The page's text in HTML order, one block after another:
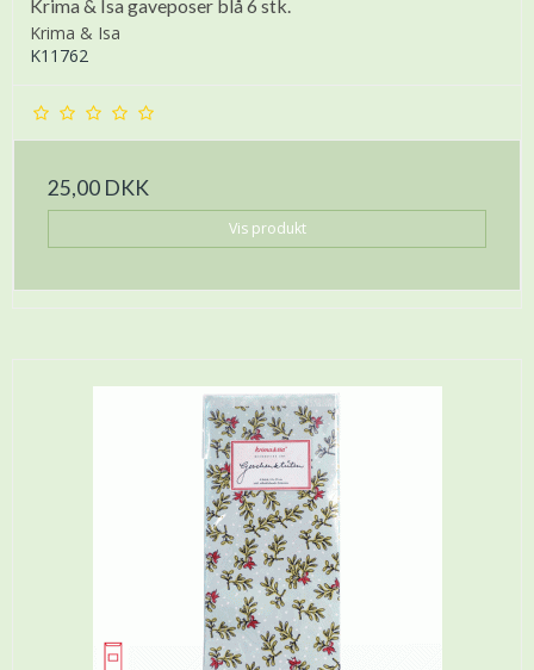
Krima & Isa gaveposer blå 6 stk.
Krima & Isa
K11762
25,00 DKK
Vis produkt